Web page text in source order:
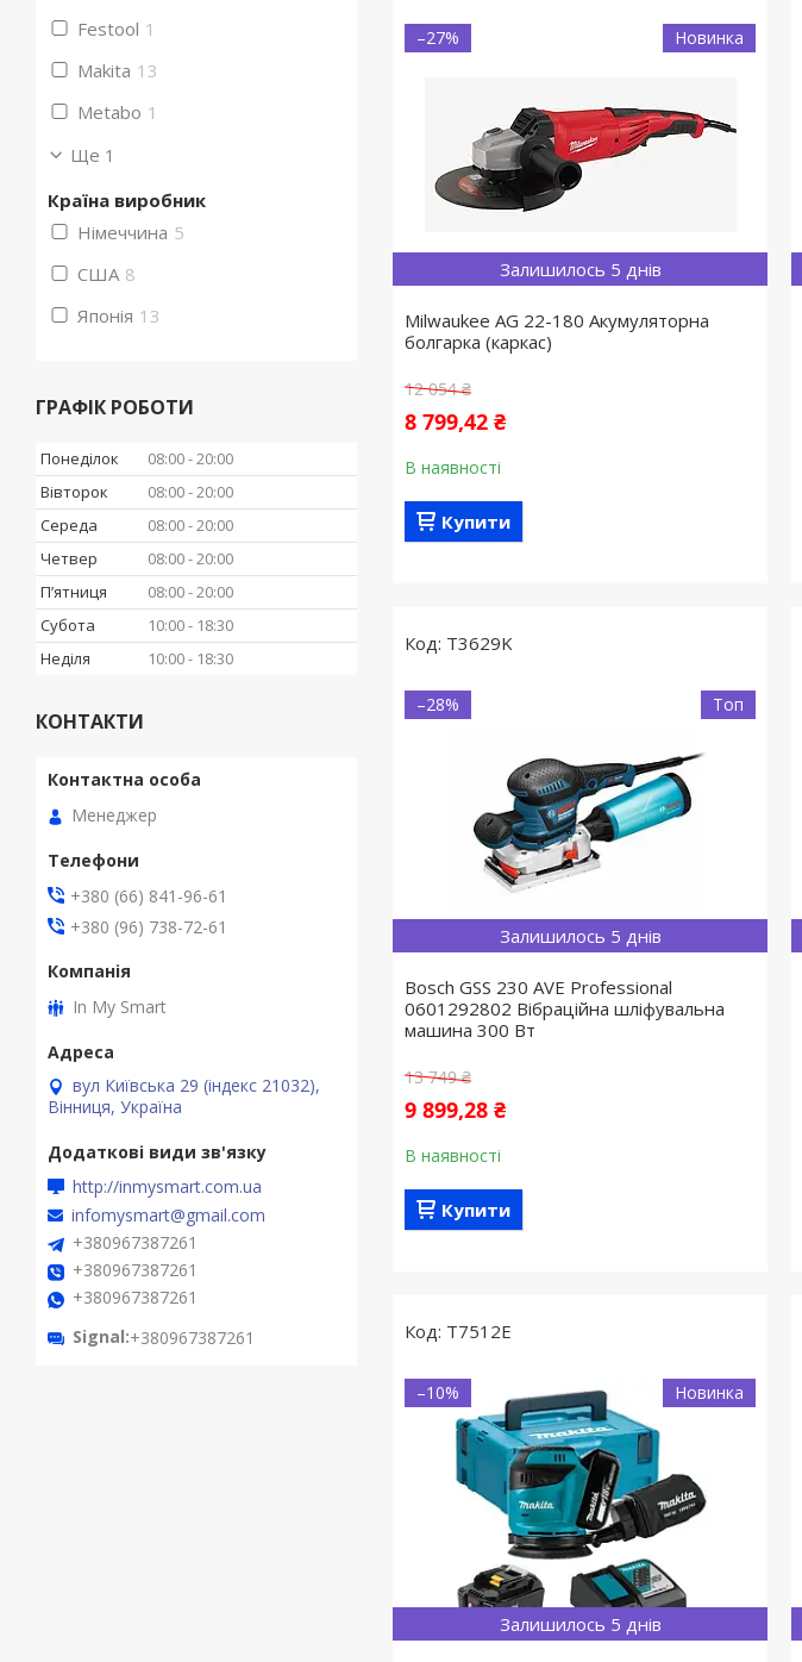
Залишилось 5 днів
Новинка
–27%
Milwaukee AG 22-180 Акумуляторна
болгарка (каркас)
12 054 ₴
8 799,42 ₴
В наявності
Купити
T3629K
Залишилось 5 днів
Топ
–28%
Bosch GSS 230 AVE Professional
0601292802 Вібраційна шліфувальна
машина 300 Вт
13 749 ₴
9 899,28 ₴
В наявності
Купити
T7512E
Залишилось 5 днів
Новинка
–10%
Festool 1
Makita 13
Metabo 1
Ще 1
Країна виробник
Німеччина 5
США 8
Японія 13
ГРАФІК РОБОТИ
Понеділок 08:00 20:00
Вівторок
08:00 20:00
Середа
08:00 20:00
Четвер
08:00 20:00
Пʼятниця
08:00 20:00
Субота
10:00
18:30
Неділя
10:00 18:30
КОНТАКТИ
Менеджер
+380 (66) 841-96-61
+380 (96) 738-72-61
In My Smart
вул Київська 29 (індекс 21032),
Вінниця, Україна
http://inmysmart.com.ua
infomysmart@gmail.com
+380967387261
+380967387261
+380967387261
Signal +380967387261